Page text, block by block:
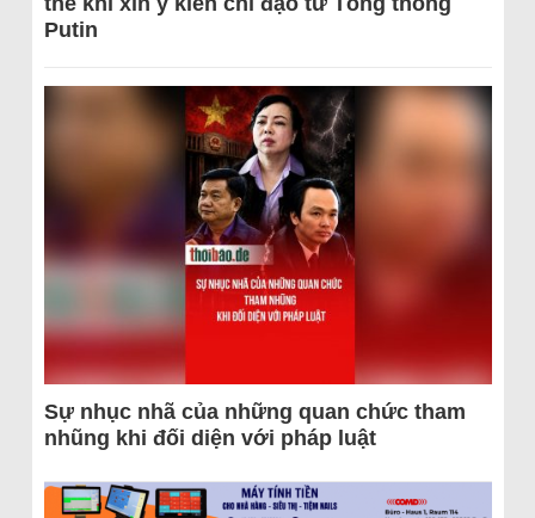
Putin
Sự nhục nhã của những quan chức tham
nhũng khi đối diện với pháp luật